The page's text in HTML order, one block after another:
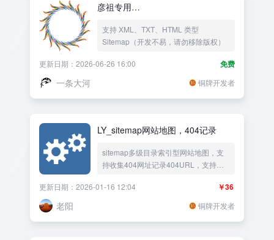
彦祖专用
支持 XML、TXT、HTML 类型
Sitemap（开发不易，请勿移除版权）
免费
更新日期：2026-06-26 16:00
一条大河 铜牌开发者
LY_sitemap网站地图，404记录
sitemap多级目录索引型网站地图，支
持收集404网址记录404URL，支持加
图 .txt网站地图 .html网站地图 三种地图
格式，可以设置地图数据缓存降低服务
￥36
更新日期：2026-01-16 12:04
老阳 铜牌开发者